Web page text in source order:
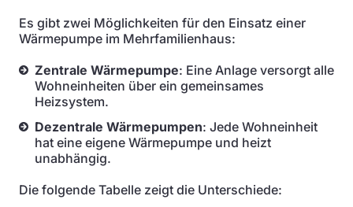
Es gibt zwei Möglichkeiten für den Einsatz einer
Wärmepumpe im Mehrfamilienhaus:
Zentrale Wärmepumpe: Eine Anlage versorgt alle
Wohneinheiten über ein gemeinsames
Heizsystem.
Dezentrale Wärmepumpen: Jede Wohneinheit
hat eine eigene Wärmepumpe und heizt
unabhängig.
Die folgende Tabelle zeigt die Unterschiede: